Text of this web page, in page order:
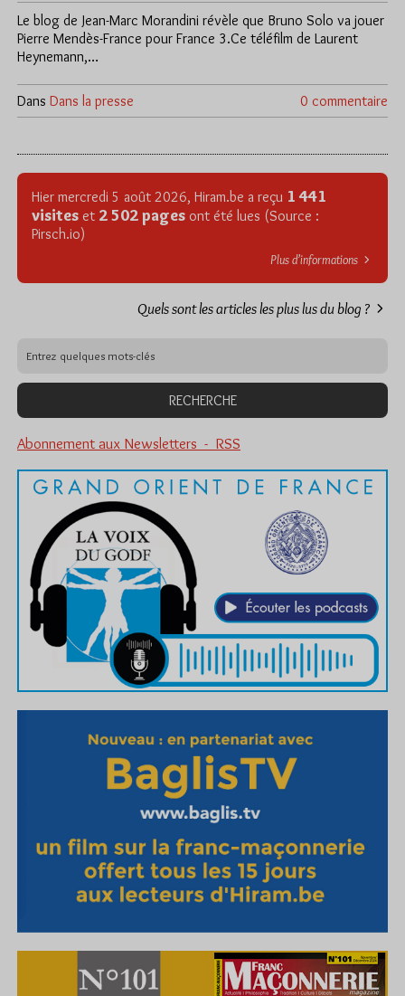
Le blog de Jean-Marc Morandini révèle que Bruno Solo va jouer
Pierre Mendès-France pour France 3.Ce téléfilm de Laurent
Heynemann,…
Dans Dans la presse 0 commentaire
Hier mercredi 5 août 2026, Hiram.be a reçu 1 441
visites et 2 502 pages ont été lues (Source :
Pirsch.io)
Plus d’informations
Quels sont les articles les plus lus du blog ?
Abonnement aux Newsletters - RSS